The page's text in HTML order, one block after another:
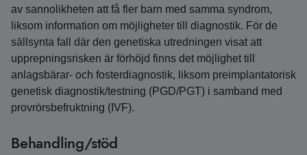
av sannolikheten att få fler barn med samma syndrom,
liksom information om möjligheter till diagnostik. För de
sällsynta fall där den genetiska utredningen visat att
upprepningsrisken är förhöjd finns det möjlighet till
anlagsbärar- och fosterdiagnostik, liksom preimplantatorisk
genetisk diagnostik/testning (PGD/PGT) i samband med
provrörsbefruktning (IVF).
Behandling/stöd